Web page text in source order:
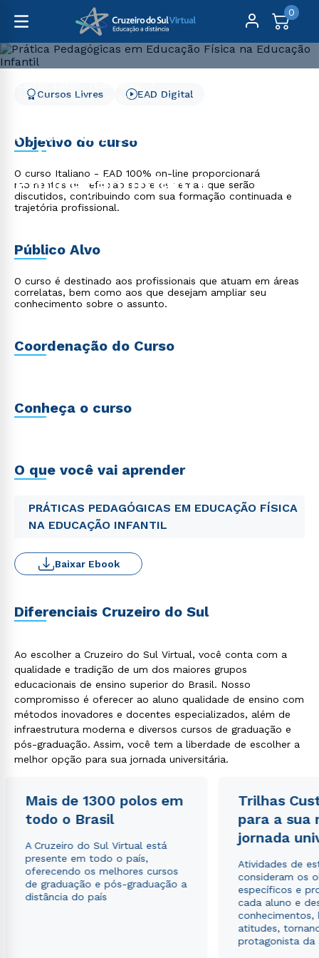
0
Prática Pedagógicas em Educação Física na Educação
Prática Pedagógicas em
Educação Física na
Educação Infantil
Cursos Livres EAD Digital
Objetivo do curso
O curso Italiano - EAD 100% on-line proporcionará
momentos de reflexão sobre os temas que serão
discutidos, contribuindo com sua formação continuada e
trajetória profissional.
Público Alvo
O curso é destinado aos profissionais que atuam em áreas
correlatas, bem como aos que desejam ampliar seu
conhecimento sobre o assunto.
Coordenação do Curso
Conheça o curso
O que você vai aprender
PRÁTICAS PEDAGÓGICAS EM EDUCAÇÃO FÍSICA
NA EDUCAÇÃO INFANTIL
Baixar Ebook
Diferenciais Cruzeiro do Sul
Ao escolher a Cruzeiro do Sul Virtual, você conta com a
qualidade e tradição de um dos maiores grupos
educacionais de ensino superior do Brasil. Nosso
compromisso é oferecer ao aluno qualidade de ensino com
métodos inovadores e docentes especializados, além de
infraestrutura moderna e diversos cursos de graduação e
pós-graduação. Assim, você tem a liberdade de escolher a
melhor opção para sua jornada universitária.
Mais de 1300 polos em
todo o Brasil
A Cruzeiro do Sul Virtual está
presente em todo o país,
oferecendo os melhores cursos
de graduação e pós-graduação a
distância do país
Trilhas
para a sua
jornada
Atividades de
consideram os
específicos e
cada aluno e
conhecimentos,
atitudes,
protagonista da